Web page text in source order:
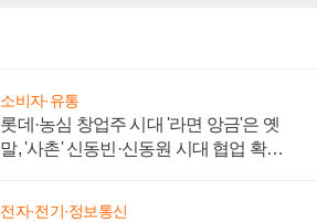
소비자·유통
롯데·농심 창업주 시대 '라면 앙금'은 옛
말, '사촌' 신동빈·신동원 시대 협업 확대
전자·전기·정보통신